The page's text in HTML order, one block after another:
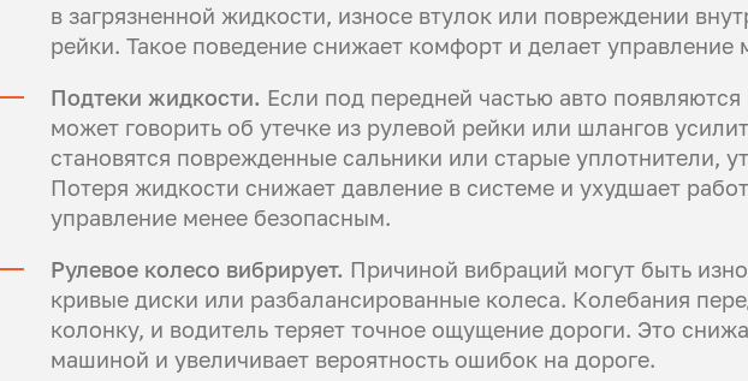
в загрязненной жидкости, износе втулок или повреждении
рейки. Такое поведение снижает комфорт и делает управление
Подтеки жидкости. Если под передней частью авто
может говорить об утечке из рулевой рейки или шлангов
становятся поврежденные сальники или старые уплотнители,
Потеря жидкости снижает давление в системе и ухудшает
управление менее безопасным.
Рулевое колесо вибрирует. Причиной вибраций могут быть
кривые диски или разбалансированные колеса. Колебания
колонку, и водитель теряет точное ощущение дороги. Это
машиной и увеличивает вероятность ошибок на дороге.